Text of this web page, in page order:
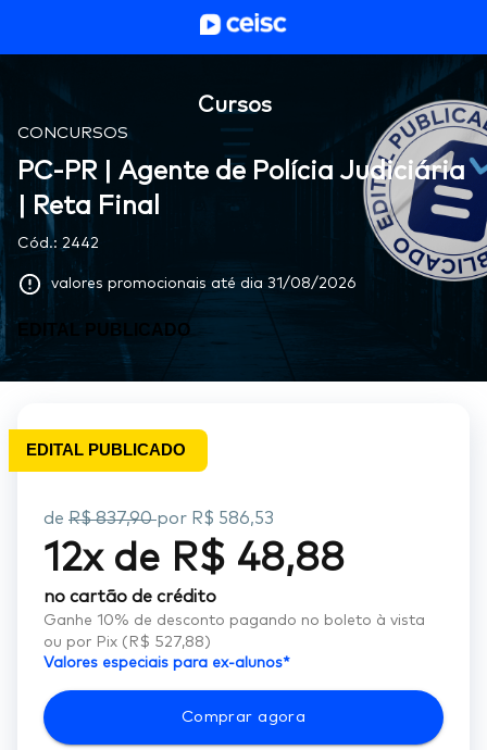
Cursos
CONCURSOS
PC-PR | Agente de Polícia Judiciária
| Reta Final
Cód.: 2442
valores promocionais até dia 31/08/2026
EDITAL PUBLICADO
EDITAL PUBLICADO
de R$ 837,90 por R$ 586,53
12x de R$ 48,88
no cartão de crédito
Ganhe 10% de desconto pagando no boleto à vista
ou por Pix ( R$ 527,88)
Valores especiais para ex-alunos*
Comprar agora